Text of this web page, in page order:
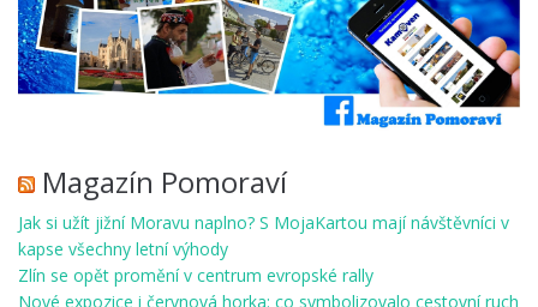
Magazín Pomoraví
Jak si užít jižní Moravu naplno? S MojaKartou mají návštěvníci v
kapse všechny letní výhody
Zlín se opět promění v centrum evropské rally
Nové expozice i červnová horka: co symbolizovalo cestovní ruch